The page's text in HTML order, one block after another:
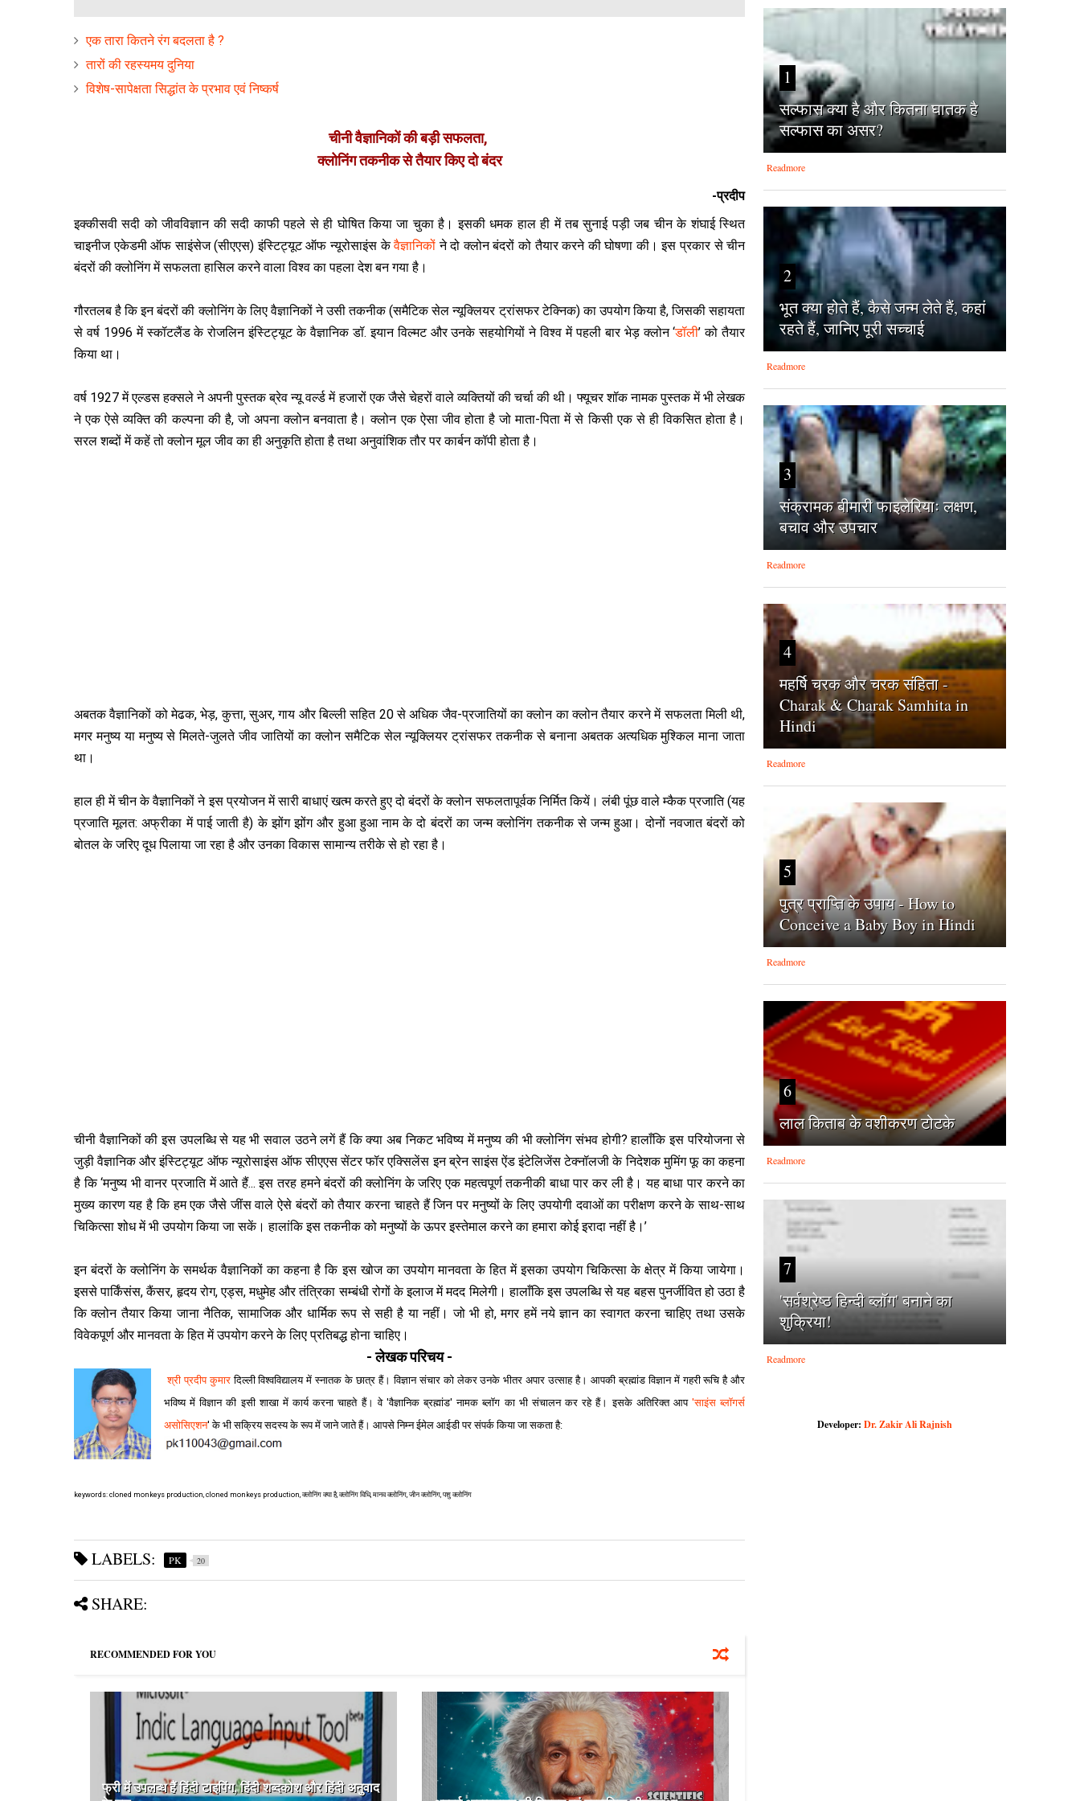
एक तारा कितने रंग बदलता है ?
तारों की रहस्यमय दुनिया
विशेष-सापेक्षता सिद्धांत के प्रभाव एवं निष्कर्ष
चीनी वैज्ञानिकों की बड़ी सफलता,
क्लोनिंग तकनीक से तैयार किए दो बंदर
-प्रदीप
इक्कीसवी सदी को जीवविज्ञान की सदी काफी पहले से ही घोषित किया जा चुका है। इसकी धमक हाल ही में तब सुनाई पड़ी जब चीन के शंघाई स्थित
चाइनीज एकेडमी ऑफ साइंसेज (सीएएस) इंस्टिट्यूट ऑफ न्यूरोसाइंस केवैज्ञानिकों ने दो क्लोन बंदरों को तैयार करने की घोषणा की। इस प्रकार से चीन
बंदरों की क्लोनिंग में सफलता हासिल करने वाला विश्व का पहला देश बन गया है।
गौरतलब है कि इन बंदरों की क्लोनिंग के लिए वैज्ञानिकों ने उसी तकनीक (समैटिक सेल न्यूक्लियर ट्रांसफर टेक्निक) का उपयोग किया है, जिसकी सहायता
से वर्ष 1996 में स्कॉटलैंड के रोजलिन इंस्टिट्यूट के वैज्ञानिक डॉ. इयान विल्मट और उनके सहयोगियों ने विश्व में पहली बार भेड़ क्लोन ‘डॉली’ को तैयार
किया था।
वर्ष 1927 में एल्डस हक्सले ने अपनी पुस्तक ब्रेव न्यू वर्ल्ड में हजारों एक जैसे चेहरों वाले व्यक्तियों की चर्चा की थी। फ्यूचर शॉक नामक पुस्तक में भी लेखक
ने एक ऐसे व्यक्ति की कल्पना की है, जो अपना क्लोन बनवाता है। क्लोन एक ऐसा जीव होता है जो माता-पिता में से किसी एक से ही विकसित होता है।
सरल शब्दों में कहें तो क्लोन मूल जीव का ही अनुकृति होता है तथा अनुवांशिक तौर पर कार्बन कॉपी होता है।
अबतक वैज्ञानिकों को मेढक, भेड़, कुत्ता, सुअर, गाय और बिल्ली सहित 20 से अधिक जैव-प्रजातियों का क्लोन का क्लोन तैयार करने में सफलता मिली थी,
मगर मनुष्य या मनुष्य से मिलते-जुलते जीव जातियों का क्लोन समैटिक सेल न्यूक्लियर ट्रांसफर तकनीक से बनाना अबतक अत्यधिक मुश्किल माना जाता
था।
हाल ही में चीन के वैज्ञानिकों ने इस प्रयोजन में सारी बाधाएं खत्म करते हुए दो बंदरों के क्लोन सफलतापूर्वक निर्मित कियें। लंबी पूंछ वाले म्कैक प्रजाति (यह
प्रजाति मूलत: अफ्रीका में पाई जाती है) के झोंग झोंग और हुआ हुआ नाम के दो बंदरों का जन्म क्लोनिंग तकनीक से जन्म हुआ। दोनों नवजात बंदरों को
बोतल के जरिए दूध पिलाया जा रहा है और उनका विकास सामान्य तरीके से हो रहा है।
चीनी वैज्ञानिकों की इस उपलब्धि से यह भी सवाल उठने लगें हैं कि क्या अब निकट भविष्य में मनुष्य की भी क्लोनिंग संभव होगी? हालाँकि इस परियोजना से
जुड़ी वैज्ञानिक और इंस्टिट्यूट ऑफ न्यूरोसाइंस ऑफ सीएएस सेंटर फॉर एक्सिलेंस इन ब्रेन साइंस ऐंड इंटेलिजेंस टेक्नॉलजी के निदेशक मुमिंग फू का कहना
है कि ‘मनुष्य भी वानर प्रजाति में आते हैं... इस तरह हमने बंदरों की क्लोनिंग के जरिए एक महत्वपूर्ण तकनीकी बाधा पार कर ली है। यह बाधा पार करने का
मुख्य कारण यह है कि हम एक जैसे जींस वाले ऐसे बंदरों को तैयार करना चाहते हैं जिन पर मनुष्यों के लिए उपयोगी दवाओं का परीक्षण करने के साथ-साथ
चिकित्सा शोध में भी उपयोग किया जा सकें। हालांकि इस तकनीक को मनुष्यों के ऊपर इस्तेमाल करने का हमारा कोई इरादा नहीं है।’
इन बंदरों के क्लोनिंग के समर्थक वैज्ञानिकों का कहना है कि इस खोज का उपयोग मानवता के हित में इसका उपयोग चिकित्सा के क्षेत्र में किया जायेगा।
इससे पार्किंसंस, कैंसर, हृदय रोग, एड्स, मधुमेह और तंत्रिका सम्बंधी रोगों के इलाज में मदद मिलेगी। हालाँकि इस उपलब्धि से यह बहस पुनर्जीवित हो उठा है
कि क्लोन तैयार किया जाना नैतिक, सामाजिक और धार्मिक रूप से सही है या नहीं। जो भी हो, मगर हमें नये ज्ञान का स्वागत करना चाहिए तथा उसके
विवेकपूर्ण और मानवता के हित में उपयोग करने के लिए प्रतिबद्ध होना चाहिए।
- लेखक परिचय -
श्री प्रदीप कुमारदिल्‍ली विश्‍वविद्यालय में स्‍नातक के छात्र हैं। विज्ञान संचार को लेकर उनके भीतर अपार उत्साह है। आपकी ब्रह्मांड विज्ञान में गहरी रूचि है और
भविष्य में विज्ञान की इसी शाखा में कार्य करना चाहते हैं। वे 'वैज्ञानिक ब्रह्मांड' नामक ब्लॉग का भी संचालन कर रहे हैं। इसके अतिरिक्त आप'साइंस ब्लॉगर्स
असोसिएशन' के भी सक्रिय सदस्य के रूप में जाने जाते हैं। आपसे निम्न ईमेल आईडी पर संपर्क किया जा सकता है:
keywords: cloned monkeys production, cloned monkeys production, क्लोनिंग क्या है, क्लोनिंग विधि, मानव क्लोनिंग, जीन क्लोनिंग, पशु क्लोनिंग
LABELS: PK 20
SHARE:
RECOMMENDED FOR YOU
फ्री में उपलब्ध हैं हिंदी टाइपिंग, हिंदी शब्दकोश और हिंदी अनुवाद
1
सल्फास क्या है और कितना घातक है
सल्फास का असर?
Readmore
2
भूत क्या होते हैं, कैसे जन्म लेते हैं, कहां
रहते हैं, जानिए पूरी सच्चाई
Readmore
3
संक्रामक बीमारी फाइलेरियाः लक्षण,
बचाव और उपचार
Readmore
4
महर्षि चरक और चरक संहिता -
Charak & Charak Samhita in
Hindi
Readmore
5
पुत्र प्राप्ति के उपाय - How to
Conceive a Baby Boy in Hindi
Readmore
6
लाल किताब के वशीकरण टोटके
Readmore
7
'सर्वश्रेष्‍ठ हिन्‍दी ब्‍लॉग' बनाने का
शुक्रिया!
Readmore
Developer:Dr. Zakir Ali Rajnish